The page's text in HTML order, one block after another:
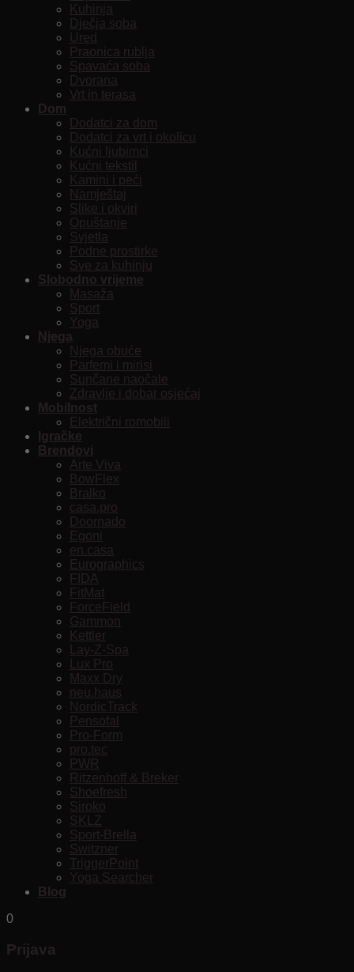
Kuhinja
Dječja soba
Ured
Praonica rublja
Spavaća soba
Dvorana
Vrt in terasa
Dom
Dodatci za dom
Dodatci za vrt i okolicu
Kućni ljubimci
Kućni tekstil
Kamini i peći
Namještaj
Slike i okviri
Opuštanje
Svjetla
Podne prostirke
Sve za kuhinju
Slobodno vrijeme
Masaža
Sport
Yoga
Njega
Njega obuće
Parfemi i mirisi
Sunčane naočale
Zdravlje i dobar osjećaj
Mobilnost
Električni romobili
Igračke
Brendovi
Arte Viva
BowFlex
Bralko
casa.pro
Doornado
Egoni
en.casa
Eurographics
FIDA
FitMat
ForceField
Gammon
Kettler
Lay-Z-Spa
Lux Pro
Maxx Dry
neu.haus
NordicTrack
Pensofal
Pro-Form
pro.tec
PWR
Ritzenhoff & Breker
Shoefresh
Siroko
SKLZ
Sport-Brella
Switzner
TriggerPoint
Yoga Searcher
Blog
0
Prijava